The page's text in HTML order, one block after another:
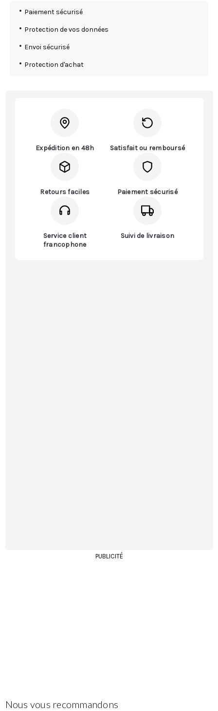
Paiement sécurisé
Protection de vos données
Envoi sécurisé
Protection d'achat
Expédition en 48h Satisfait ou remboursé
Retours faciles Paiement sécurisé
Service client
francophone
Suivi de livraison
PUBLICITÉ
Nous vous recommandons